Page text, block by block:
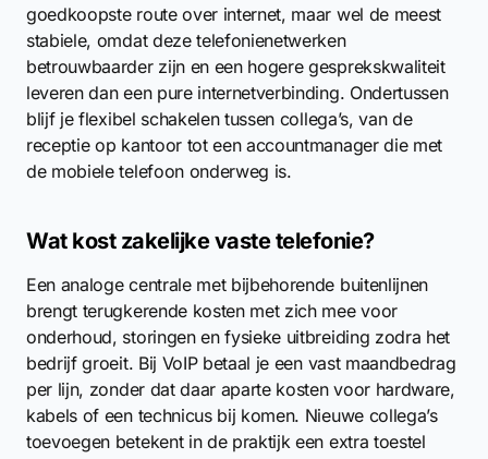
goedkoopste route over internet, maar wel de meest
stabiele, omdat deze telefonienetwerken
betrouwbaarder zijn en een hogere gesprekskwaliteit
leveren dan een pure internetverbinding. Ondertussen
blijf je flexibel schakelen tussen collega’s, van de
receptie op kantoor tot een accountmanager die met
de mobiele telefoon onderweg is.
Wat kost zakelijke vaste telefonie?
Een analoge centrale met bijbehorende buitenlijnen
brengt terugkerende kosten met zich mee voor
onderhoud, storingen en fysieke uitbreiding zodra het
bedrijf groeit. Bij VoIP betaal je een vast maandbedrag
per lijn, zonder dat daar aparte kosten voor hardware,
kabels of een technicus bij komen. Nieuwe collega’s
toevoegen betekent in de praktijk een extra toestel